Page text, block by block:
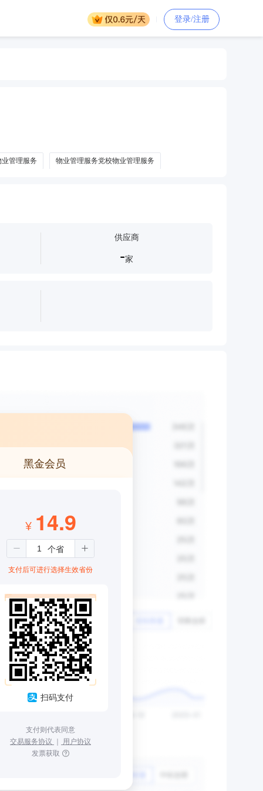
登录/注册
管理服务 物业管理服务党校物业管理服务
供应商
-家
黑金会员
¥ 14.9
支付后可进行选择生效省份
扫码支付
支付则代表同意
交易服务协议 ｜ 用户协议
发票获取